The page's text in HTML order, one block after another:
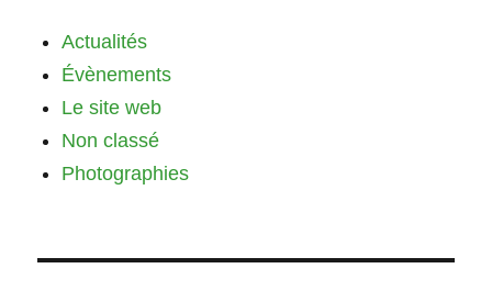
Actualités
Évènements
Le site web
Non classé
Photographies